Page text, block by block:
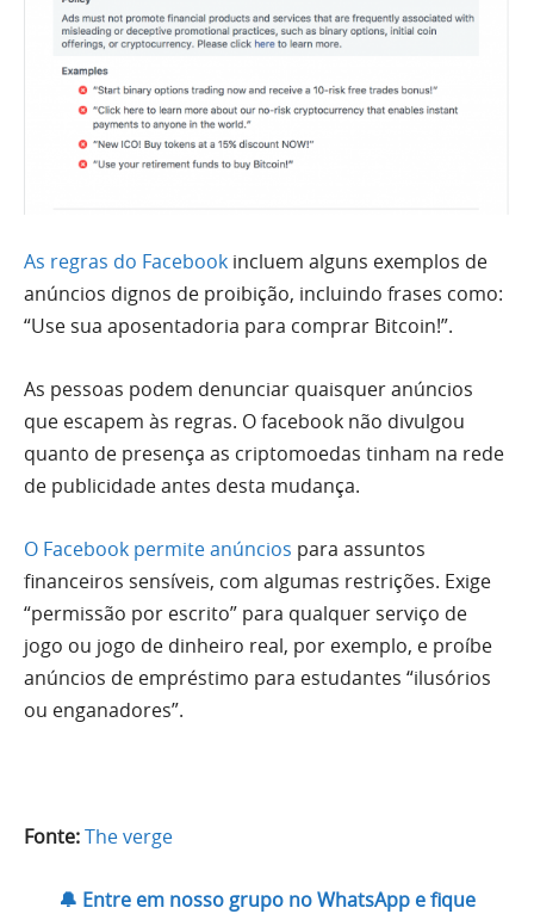
As regras do Facebook incluem alguns exemplos de
anúncios dignos de proibição, incluindo frases como:
“Use sua aposentadoria para comprar Bitcoin!”.
As pessoas podem denunciar quaisquer anúncios
que escapem às regras. O facebook não divulgou
quanto de presença as criptomoedas tinham na rede
de publicidade antes desta mudança.
O Facebook permite anúncios para assuntos
financeiros sensíveis, com algumas restrições. Exige
“permissão por escrito” para qualquer serviço de
jogo ou jogo de dinheiro real, por exemplo, e proíbe
anúncios de empréstimo para estudantes “ilusórios
ou enganadores”.
Fonte:The verge
🔔 Entre em nosso grupo no WhatsApp e fique